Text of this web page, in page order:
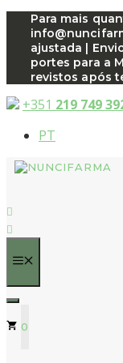
Saltar
para
conteúdo
Para mais
ajustada |
portes para a
revistos após
+351 219 749
PT
0